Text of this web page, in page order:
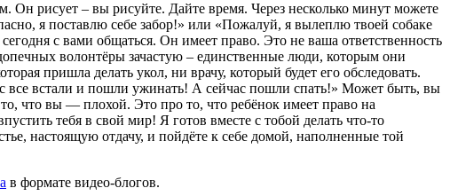
Он рисует – вы рисуйте. Дайте время. Через несколько минут можете
я поставлю себе забор!» или «Пожалуй, я вылеплю твоей собаке
с вами общаться. Он имеет право. Это не ваша ответственность
волонтёры зачастую – единственные люди, которым они
пришла делать укол, ни врачу, который будет его обследовать.
все встали и пошли ужинать! А сейчас пошли спать!» Может быть, вы
что вы — плохой. Это про то, что ребёнок имеет право на
тебя в свой мир! Я готов вместе с тобой делать что-то
настоящую отдачу, и пойдёте к себе домой, наполненные той
в формате видео-блогов.